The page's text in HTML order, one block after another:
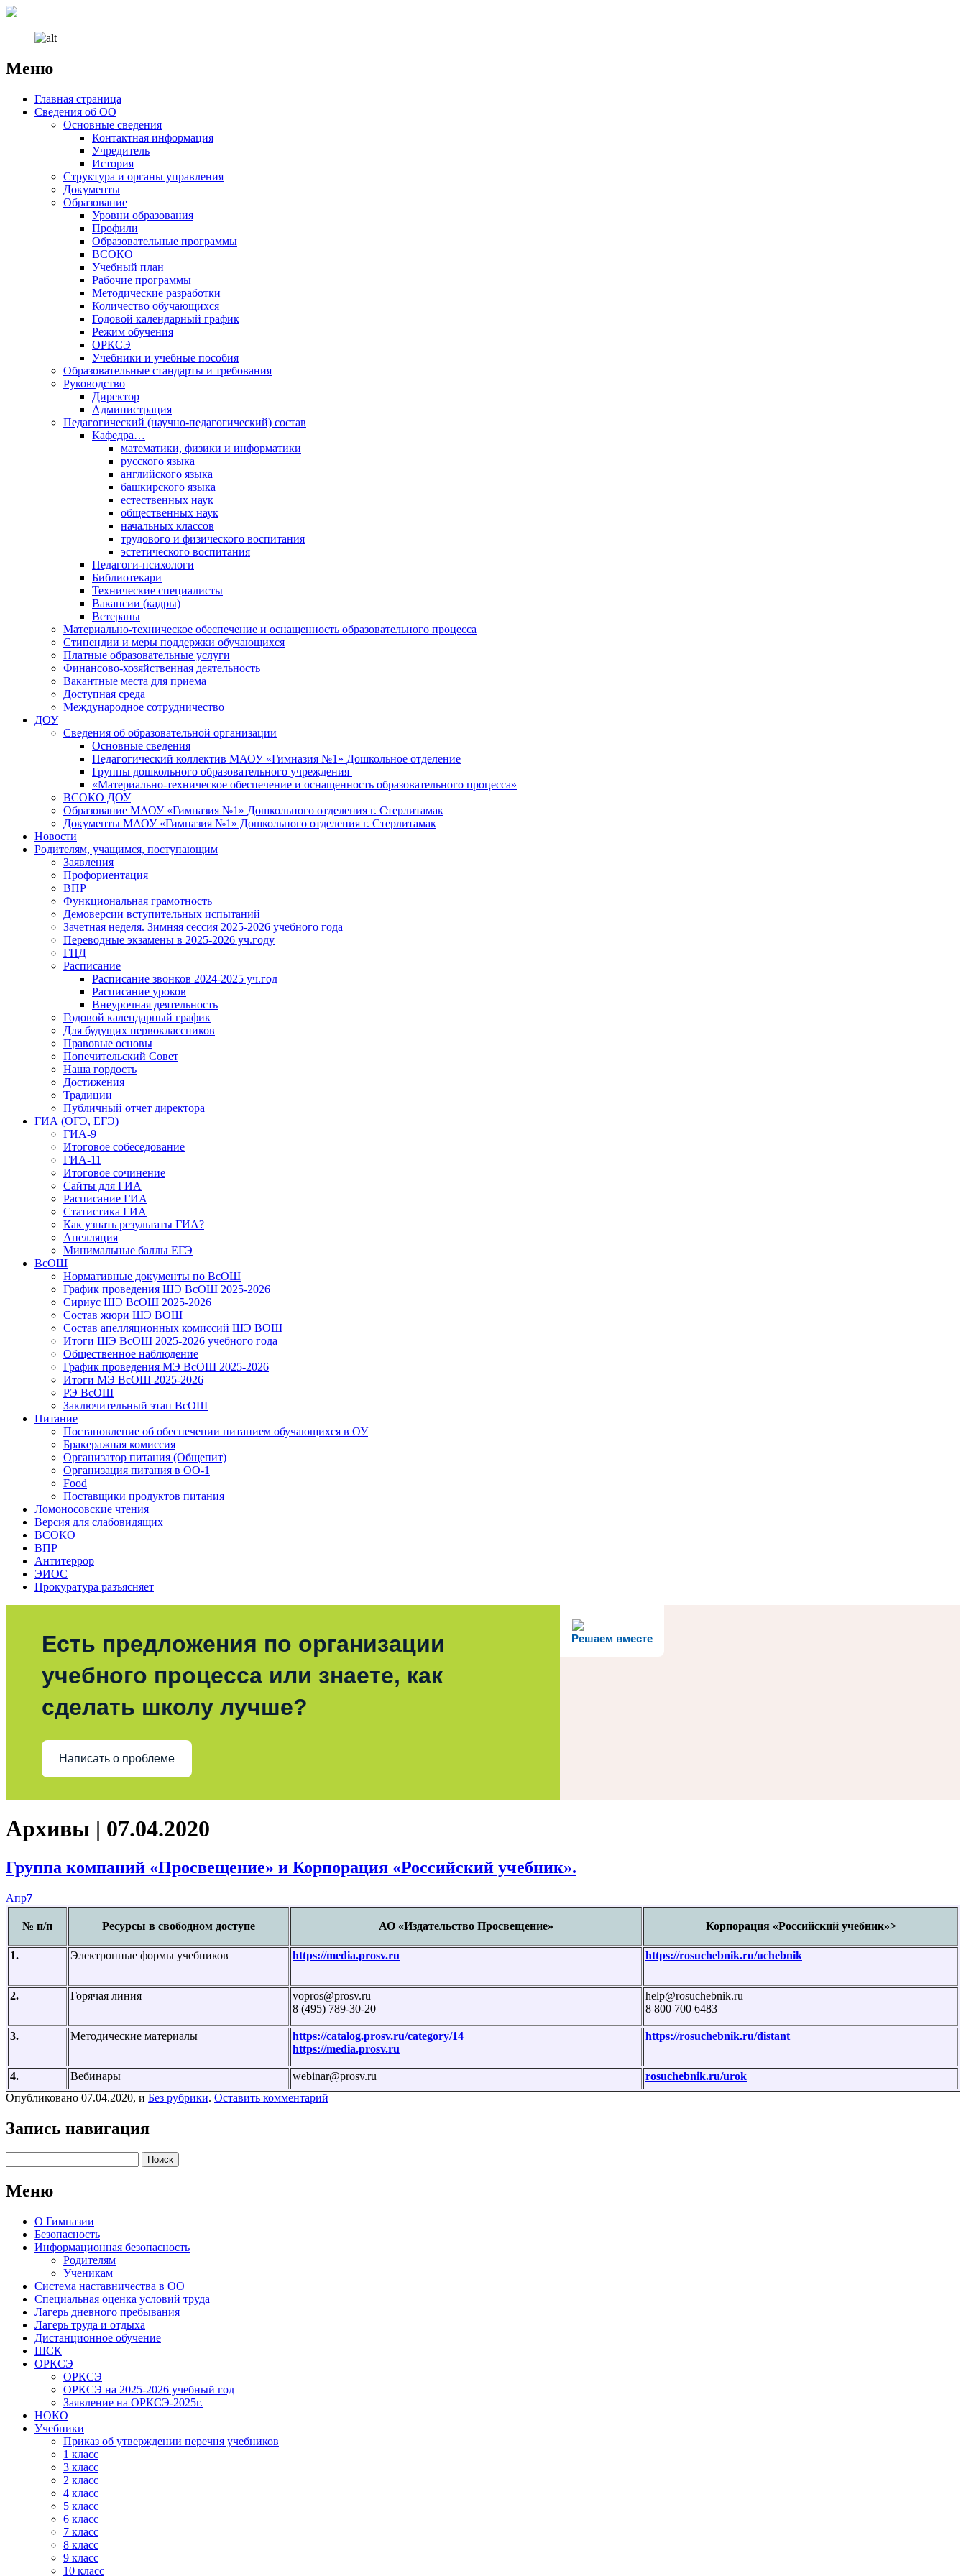
Меню
НаверхГлавная страница
Сведения об ОО
Основные сведения
Контактная информация
Учредитель
История
Структура и органы управления
Документы
Образование
Уровни образования
Профили
Образовательные программы
ВСОКО
Учебный план
Рабочие программы
Методические разработки
Количество обучающихся
Годовой календарный график
Режим обучения
ОРКСЭ
Учебники и учебные пособия
Образовательные стандарты и требования
Руководство
Директор
Администрация
Педагогический (научно-педагогический) состав
Кафедра…
математики, физики и информатики
русского языка
английского языка
башкирского языка
естественных наук
общественных наук
начальных классов
трудового и физического воспитания
эстетического воспитания
Педагоги-психологи
Библиотекари
Технические специалисты
Вакансии (кадры)
Ветераны
Материально-техническое обеспечение и оснащенность образовательного процесса
Стипендии и меры поддержки обучающихся
Платные образовательные услуги
Финансово-хозяйственная деятельность
Вакантные места для приема
Доступная среда
Международное сотрудничество
ДОУ
Сведения об образовательной организации
Основные сведения
Педагогический коллектив МАОУ «Гимназия №1» Дошкольное отделение
Группы дошкольного образовательного учреждения
«Материально-техническое обеспечение и оснащенность образовательного процесса»
ВСОКО ДОУ
Образование МАОУ «Гимназия №1» Дошкольного отделения г. Стерлитамак
Документы МАОУ «Гимназия №1» Дошкольного отделения г. Стерлитамак
Новости
Родителям, учащимся, поступающим
Заявления
Профориентация
ВПР
Функциональная грамотность
Демоверсии вступительных испытаний
Зачетная неделя. Зимняя сессия 2025-2026 учебного года
Переводные экзамены в 2025-2026 уч.году
ГПД
Расписание
Расписание звонков 2024-2025 уч.год
Расписание уроков
Внеурочная деятельность
Годовой календарный график
Для будущих первоклассников
Правовые основы
Попечительский Совет
Наша гордость
Достижения
Традиции
Публичный отчет директора
ГИА (ОГЭ, ЕГЭ)
ГИА-9
Итоговое собеседование
ГИА-11
Итоговое сочинение
Сайты для ГИА
Расписание ГИА
Статистика ГИА
Как узнать результаты ГИА?
Апелляция
Минимальные баллы ЕГЭ
ВсОШ
Нормативные документы по ВсОШ
График проведения ШЭ ВсОШ 2025-2026
Сириус ШЭ ВсОШ 2025-2026
Состав жюри ШЭ ВОШ
Состав апелляционных комиссий ШЭ ВОШ
Итоги ШЭ ВсОШ 2025-2026 учебного года
Общественное наблюдение
График проведения МЭ ВсОШ 2025-2026
Итоги МЭ ВсОШ 2025-2026
РЭ ВсОШ
Заключительный этап ВсОШ
Питание
Постановление об обеспечении питанием обучающихся в ОУ
Бракеражная комиссия
Организатор питания (Общепит)
Организация питания в ОО-1
Food
Поставщики продуктов питания
Ломоносовские чтения
Версия для слабовидящих
ВСОКО
ВПР
Антитеррор
ЭИОС
Прокуратура разъясняет
Решаем вместе
Есть предложения по организации
учебного процесса или знаете, как
сделать школу лучше?
Написать о проблеме
Архивы | 07.04.2020
Группа компаний «Просвещение» и Корпорация «Российский учебник».
Апр7
№ п/п Ресурсы в свободном доступе АО «Издательство Просвещение» Корпорация «Российский учебник»>
1. Электронные формы учебников https://media.prosv.ru https://rosuchebnik.ru/uchebnik
2. Горячая линия
vopros@prosv.ru
8 (495) 789-30-20
help@rosuchebnik.ru
8 800 700 6483
3. Методические материалы
https://catalog.prosv.ru/category/14
https://media.prosv.ru
https://rosuchebnik.ru/distant
4. Вебинары webinar@prosv.ru
rosuchebnik.ru/urok
Опубликовано 07.04.2020, и Без рубрики. Оставить комментарий
Запись навигация
Меню
О Гимназии
Безопасность
Информационная безопасность
Родителям
Ученикам
Система наставничества в ОО
Специальная оценка условий труда
Лагерь дневного пребывания
Лагерь труда и отдыха
Дистанционное обучение
ШСК
ОРКСЭ
ОРКСЭ
ОРКСЭ на 2025-2026 учебный год
Заявление на ОРКСЭ-2025г.
НОКО
Учебники
Приказ об утверждении перечня учебников
1 класс
3 класс
2 класс
4 класс
5 класс
6 класс
7 класс
8 класс
9 класс
10 класс